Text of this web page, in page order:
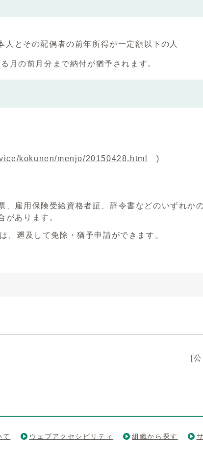
とその配偶者の前年所得が一定額以下の人
月の前月分まで納付が猶予されます。
kokunen/menjo/20150428.html
)
、雇用保険受給資格者証、辞令書などのいずれか
があります。
、遡及して免除・猶予申請ができます。
[
て ウェブアクセシビリティ 組織から探す